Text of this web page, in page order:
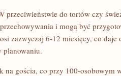
do tortów czy
i mogą być
zazwyczaj 6-12 miesięcy, co daje
planowaniu.
na gościa, co przy 100-osobowym